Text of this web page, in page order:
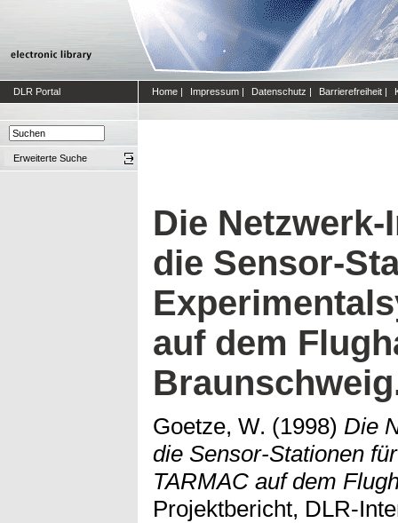
DLR Portal Home | Impressum | Datenschutz | Barrierefreiheit |
Erweiterte Suche
Die
die Sensor-
auf dem
Goetze, W. (1998) Die
die Sensor-Stationen
TARMAC auf dem
Projektbericht, DLR-